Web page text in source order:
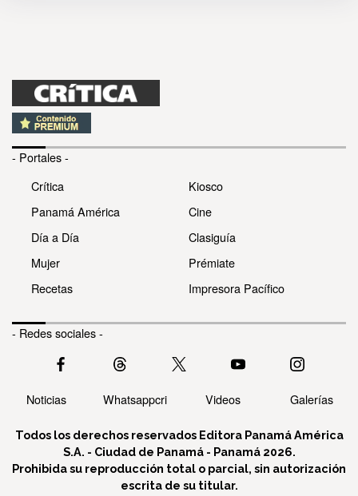
- Portales -
Crítica
Panamá América
Día a Día
Mujer
Recetas
Kiosco
Cine
Clasiguía
Prémiate
Impresora Pacífico
- Redes sociales -
Noticias Whatsappcri Videos Galerías
Todos los derechos reservados Editora Panamá América
S.A. - Ciudad de Panamá - Panamá 2026.
Prohibida su reproducción total o parcial, sin autorización
escrita de su titular.